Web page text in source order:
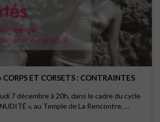
CORPS ET CORSETS : CONTRAINTES
7 décembre à 20h, dans le cadre du cycle
«VÊTEMENT ET NUDITÉ », au Temple de La Rencontre, …